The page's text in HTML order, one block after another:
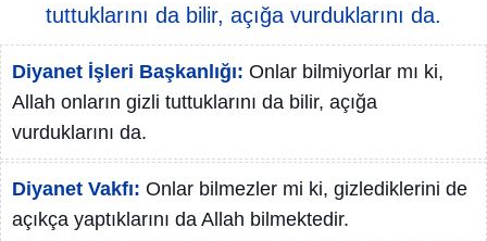
tuttuklarını da bilir, açığa vurduklarını da.
Diyanet İşleri Başkanlığı: Onlar bilmiyorlar mı ki,
Allah onların gizli tuttuklarını da bilir, açığa
vurduklarını da.
Diyanet Vakfı: Onlar bilmezler mi ki, gizlediklerini de
açıkça yaptıklarını da Allah bilmektedir.